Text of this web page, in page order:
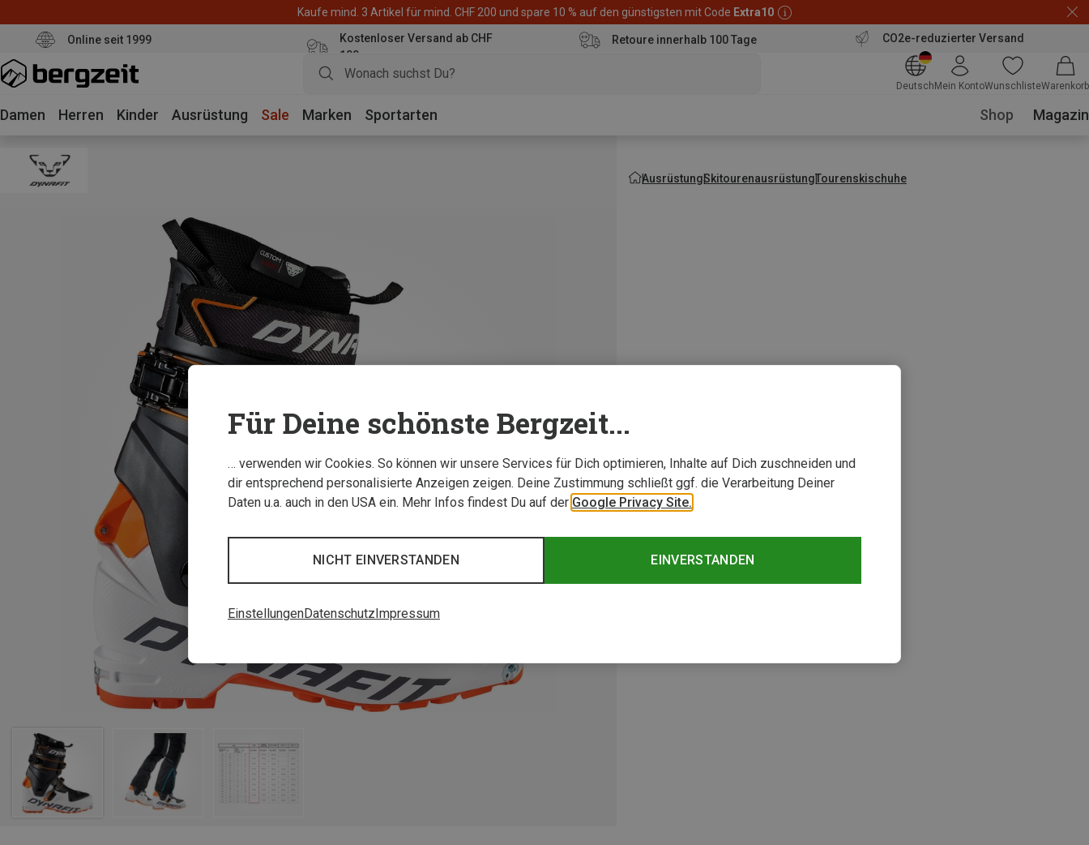
Kaufe mind. 3 Artikel für mind. CHF 200 und spare 10 % auf den günstigsten mit Code Extra10
Online seit 1999
Kostenloser Versand ab CHF
100
Retoure innerhalb 100 Tage CO2e-reduzierter Versand
Deutsch Mein KontoWunschlisteWarenkorb
Damen Herren Kinder Ausrüstung Sale Marken Sportarten Shop Magazin
AusrüstungSkitourenausrüstungTourenskischuhe
Für Deine schönste Bergzeit...
… verwenden wir Cookies. So können wir unsere Services für Dich optimieren, Inhalte auf Dich zuschneiden und
dir entsprechend personalisierte Anzeigen zeigen. Deine Zustimmung schließt ggf. die Verarbeitung Deiner
Daten u.a. auch in den USA ein. Mehr Infos findest Du auf der Google Privacy Site.
EINVERSTANDEN
NICHT EINVERSTANDEN
EinstellungenDatenschutz Impressum